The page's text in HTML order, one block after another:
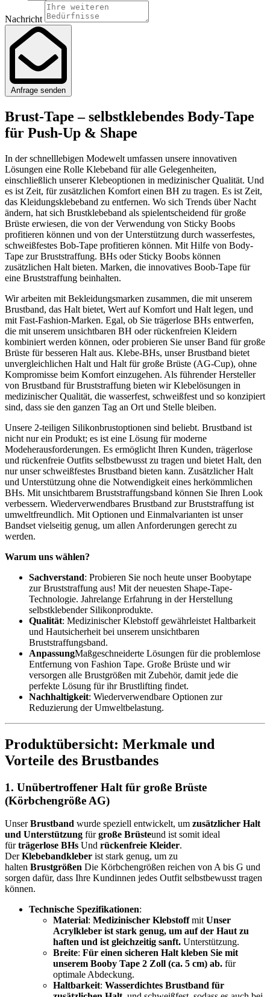
Nachricht
Anfrage senden
Brust-Tape – selbstklebendes Body-Tape
für Push-Up & Shape
In der schnelllebigen Modewelt umfassen unsere innovativen
Lösungen eine Rolle Klebeband für alle Gelegenheiten,
einschließlich unserer Klebeoptionen in medizinischer Qualität. Und
es ist Zeit, für zusätzlichen Komfort einen BH zu tragen. Es ist Zeit,
das Kleidungsklebeband zu entfernen. Wo sich Trends über Nacht
ändern, hat sich Brustklebeband als spielentscheidend für große
Brüste erwiesen, die von der Verwendung von Sticky Boobs
profitieren können und von der Unterstützung durch wasserfestes,
schweißfestes Bob-Tape profitieren können. Mit Hilfe von Body-
Tape zur Bruststraffung. BHs oder Sticky Boobs können
zusätzlichen Halt bieten. Marken, die innovatives Boob-Tape für
eine Bruststraffung beinhalten.
Wir arbeiten mit Bekleidungsmarken zusammen, die mit unserem
Brustband, das Halt bietet, Wert auf Komfort und Halt legen, und
mit Fast-Fashion-Marken. Egal, ob Sie trägerlose BHs entwerfen,
die mit unserem unsichtbaren BH oder rückenfreien Kleidern
kombiniert werden können, oder probieren Sie unser Band für große
Brüste für besseren Halt aus. Klebe-BHs, unser Brustband bietet
unvergleichlichen Halt und Halt für große Brüste (AG-Cup), ohne
Kompromisse beim Komfort einzugehen. Als führender Hersteller
von Brustband für Bruststraffung bieten wir Klebelösungen in
medizinischer Qualität, die wasserfest, schweißfest und so konzipiert
sind, dass sie den ganzen Tag an Ort und Stelle bleiben.
Unsere 2-teiligen Silikonbrustoptionen sind beliebt. Brustband ist
nicht nur ein Produkt; es ist eine Lösung für moderne
Modeherausforderungen. Es ermöglicht Ihren Kunden, trägerlose
und rückenfreie Outfits selbstbewusst zu tragen und bietet Halt, den
nur unser schweißfestes Brustband bieten kann. Zusätzlicher Halt
und Unterstützung ohne die Notwendigkeit eines herkömmlichen
BHs. Mit unsichtbarem Bruststraffungsband können Sie Ihren Look
verbessern. Wiederverwendbares Brustband zur Bruststraffung ist
umweltfreundlich. Mit Optionen und Einmalvarianten ist unser
Bandset vielseitig genug, um allen Anforderungen gerecht zu
werden.
Warum uns wählen?
Sachverstand: Probieren Sie noch heute unser Boobytape
zur Bruststraffung aus! Mit der neuesten Shape-Tape-
Technologie. Jahrelange Erfahrung in der Herstellung
selbstklebender Silikonprodukte.
Qualität: Medizinischer Klebstoff gewährleistet Haltbarkeit
und Hautsicherheit bei unserem unsichtbaren
Bruststraffungsband.
AnpassungMaßgeschneiderte Lösungen für die problemlose
Entfernung von Fashion Tape. Große Brüste und wir
versorgen alle Brustgrößen mit Zubehör, damit jede die
perfekte Lösung für ihr Brustlifting findet.
Nachhaltigkeit: Wiederverwendbare Optionen zur
Reduzierung der Umweltbelastung.
Produktübersicht: Merkmale und
Vorteile des Brustbandes
1. Unübertroffener Halt für große Brüste
(Körbchengröße AG)
UnserBrustband wurde speziell entwickelt, um zusätzlicher Halt
und Unterstützung fürgroße Brüsteund ist somit ideal
fürträgerlose BHs Und rückenfreie Kleider.
DerKlebebandkleber ist stark genug, um zu
halten Brustgrößen Die Körbchengrößen reichen von A bis G und
sorgen dafür, dass Ihre Kundinnen jedes Outfit selbstbewusst tragen
können.
Technische Spezifikationen:
Material: Medizinischer Klebstoffmit Unser
Acrylkleber ist stark genug, um auf der Haut zu
haften und ist gleichzeitig sanft. Unterstützung.
Breite: Für einen sicheren Halt kleben Sie mit
unserem Booby Tape 2 Zoll (ca. 5 cm) ab. für
optimale Abdeckung.
Haltbarkeit: Wasserdichtes Brustband für